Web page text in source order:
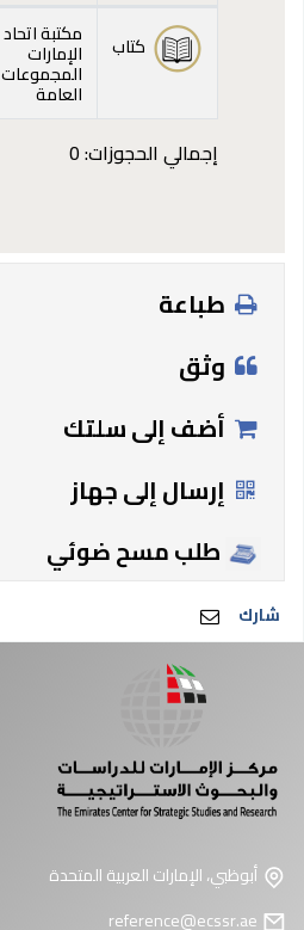
المقتنيات
كتاب مكتبة اتحاد
الإمارات
المجموعات
العامة
إجمالي الحجوزات: 0
طباعة
وثق
أضف إلى سلتك
إرسال إلى جهاز
طلب مسح ضوئي
شارك
أبوظبي، الإمارات العربية المتحدة